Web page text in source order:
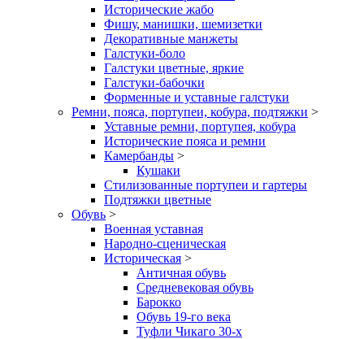
Исторические жабо
Фишу, манишки, шемизетки
Декоративные манжеты
Галстуки-боло
Галстуки цветные, яркие
Галстуки-бабочки
Форменные и уставные галстуки
Ремни, пояса, портупеи, кобура, подтяжки >
Уставные ремни, портупея, кобура
Исторические пояса и ремни
Камербанды >
Кушаки
Стилизованные портупеи и гартеры
Подтяжки цветные
Обувь >
Военная уставная
Народно-сценическая
Историческая >
Античная обувь
Средневековая обувь
Барокко
Обувь 19-го века
Туфли Чикаго 30-х